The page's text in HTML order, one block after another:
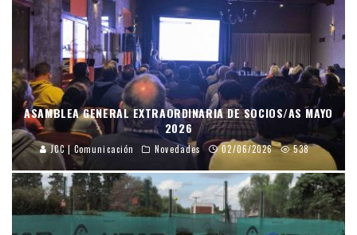
ASAMBLEA GENERAL EXTRAORDINARIA DE SOCIOS/AS MAYO
2026
JCC | Comunicación Novedades 02/06/2026 538